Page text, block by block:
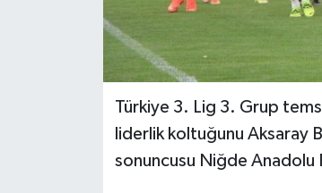
Türkiye 3. Lig 3. Grup
liderlik koltuğunu Aksaray
sonuncusu Niğde Anadolu